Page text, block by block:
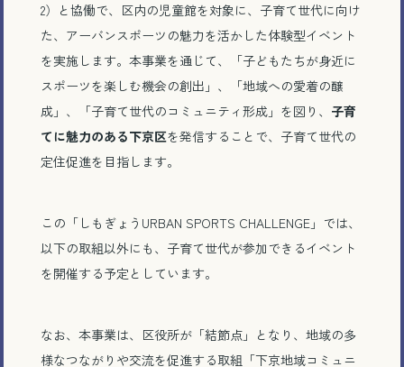
2）と協働で、区内の児童館を対象に、子育て世代に向け
た、アーバンスポーツの魅力を活かした体験型イベント
を実施します。本事業を通じて、「子どもたちが身近に
スポーツを楽しむ機会の創出」、「地域への愛着の醸
成」、「子育て世代のコミュニティ形成」を図り、 子育
てに魅力のある下京区を発信することで、子育て世代の
定住促進を目指します。
この「しもぎょうURBAN SPORTS CHALLENGE」では、
以下の取組以外にも、子育て世代が参加できるイベント
を開催する予定としています。
なお、本事業は、区役所が「結節点」となり、地域の多
様なつながりや交流を促進する取組「下京地域コミュニ